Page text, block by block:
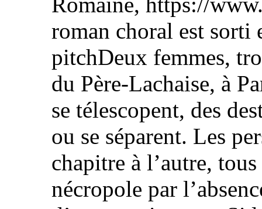
roman choral est
pitchDeux femmes,
du Père-Lachaise, à
se télescopent, des
ou se séparent. Les
chapitre à l’autre,
nécropole par